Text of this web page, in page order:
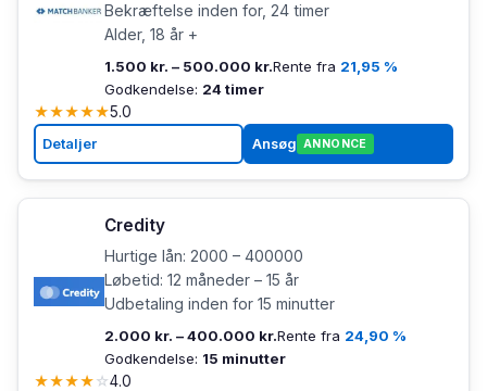
Bekræftelse inden for, 24 timer
Alder, 18 år +
1.500 kr. – 500.000 kr.Rente fra 21,95 %
Godkendelse: 24 timer
★★★★★5.0
Detaljer Ansøg ANNONCE
Credity
Hurtige lån: 2000 – 400000
Løbetid: 12 måneder – 15 år
Udbetaling inden for 15 minutter
2.000 kr. – 400.000 kr.Rente fra 24,90 %
Godkendelse: 15 minutter
★★★★☆4.0